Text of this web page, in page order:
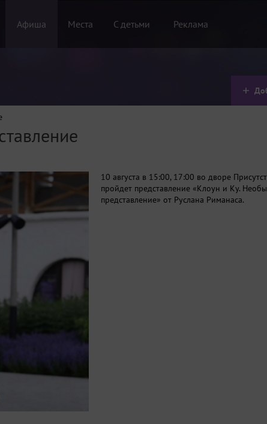
Афиша Места С детьми Реклама
10 августа в 15:00, 17:00 во дворе
пройдет представление «Клоун и Ку.
представление» от Руслана Риманаса.